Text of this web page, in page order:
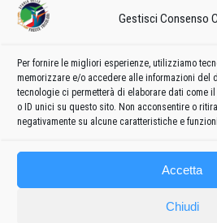
Gestisci Consenso
Per fornire le migliori esperienze, utilizziamo
memorizzare e/o accedere alle informazioni del
tecnologie ci permetterà di elaborare dati come
o ID unici su questo sito. Non acconsentire o
negativamente su alcune caratteristiche e
Accetta
Chiudi
Calendario delle
formazione del 1988
admin8235 11 Novembre 2019
Formazione e calendario 1988 delle
Frecce Tricolori